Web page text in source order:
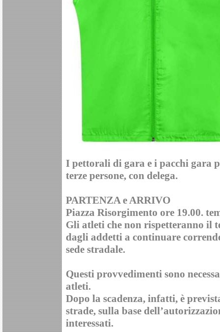
I pettorali di gara e i pacchi gara
terze persone, con delega.
PARTENZA e ARRIVO
Piazza Risorgimento ore 19.00.
Gli atleti che non rispetteranno il
dagli addetti a continuare
sede stradale.
Questi provvedimenti sono
atleti.
Dopo la scadenza, infatti, è
strade, sulla base
interessati.